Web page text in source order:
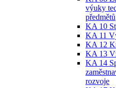
výuky
předmětů
KA 10
KA 11
KA 12
KA 13
KA 14
rozvoje